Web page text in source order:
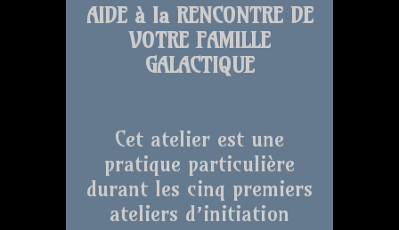
AIDE à la RENCONTRE DE
VOTRE FAMILLE
GALACTIQUE
Cet atelier est une
pratique particulière
durant les cinq premiers
ateliers d’initiation